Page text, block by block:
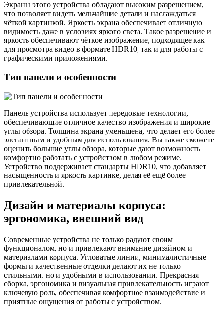
Экраны этого устройства обладают высоким разрешением,
что позволяет видеть мельчайшие детали и наслаждаться
чёткой картинкой. Яркость экрана обеспечивает отличную
видимость даже в условиях яркого света. Такое разрешение и
яркость обеспечивают чёткое изображение, подходящее как
для просмотра видео в формате HDR10, так и для работы с
графическими приложениями.
Тип панели и особенности
Панель устройства использует передовые технологии,
обеспечивающие отличное качество изображения и широкие
углы обзора. Толщина экрана уменьшена, что делает его более
элегантным и удобным для использования. Вы также сможете
оценить большие углы обзора, которые дают возможность
комфортно работать с устройством в любом режиме.
Устройство поддерживает стандарты HDR10, что добавляет
насыщенность и яркость картинке, делая её ещё более
привлекательной.
Дизайн и материалы корпуса:
эргономика, внешний вид
Современные устройства не только радуют своим
функционалом, но и привлекают внимание дизайном и
материалами корпуса. Угловатые линии, минималистичные
формы и качественные отделки делают их не только
стильными, но и удобными в использовании. Прекрасная
сборка, эргономика и визуальная привлекательность играют
ключевую роль, обеспечивая комфортное взаимодействие и
приятные ощущения от работы с устройством.